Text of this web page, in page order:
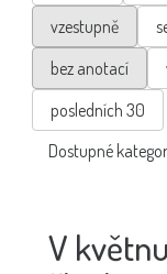
vzestupně
bez anotací
posledních 30
Dostupné
V